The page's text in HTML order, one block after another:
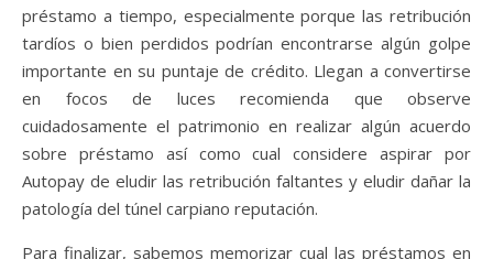
préstamo a tiempo, especialmente porque las retribución
tardíos o bien perdidos podrían encontrarse algún golpe
importante en su puntaje de crédito. Llegan a convertirse
en focos de luces recomienda que observe
cuidadosamente el patrimonio en realizar algún acuerdo
sobre préstamo así­ como cual considere aspirar por
Autopay de eludir las retribución faltantes y eludir dañar la
patologí­a del túnel carpiano reputación.
Para finalizar, sabemos memorizar cual las préstamos en